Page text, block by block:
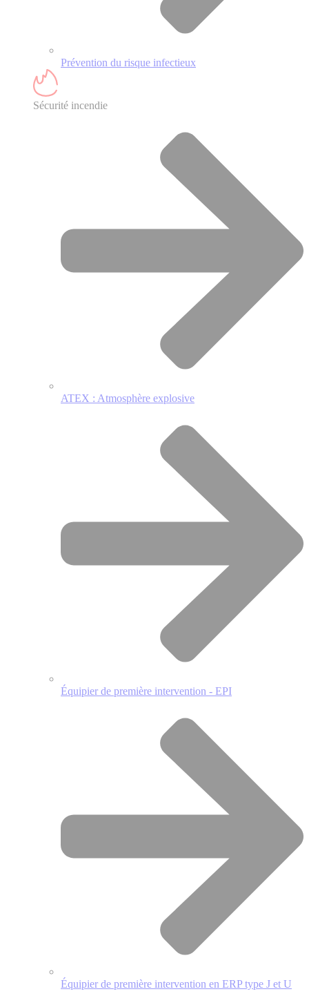
Prévention du risque infectieux
Sécurité incendie
ATEX : Atmosphère explosive
Équipier de première intervention - EPI
Équipier de première intervention en ERP type J et U